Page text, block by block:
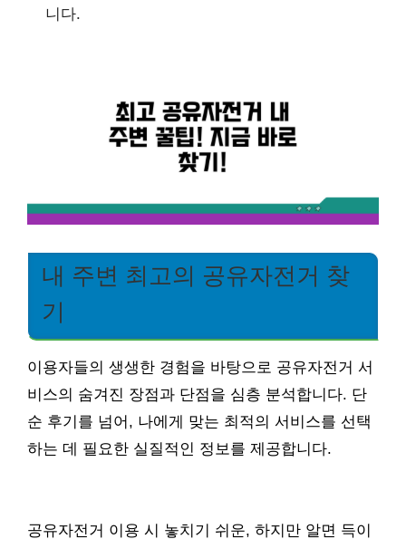
니다.
내 주변 최고의 공유자전거 찾
기
이용자들의 생생한 경험을 바탕으로 공유자전거 서
비스의 숨겨진 장점과 단점을 심층 분석합니다. 단
순 후기를 넘어, 나에게 맞는 최적의 서비스를 선택
하는 데 필요한 실질적인 정보를 제공합니다.
공유자전거 이용 시 놓치기 쉬운, 하지만 알면 득이